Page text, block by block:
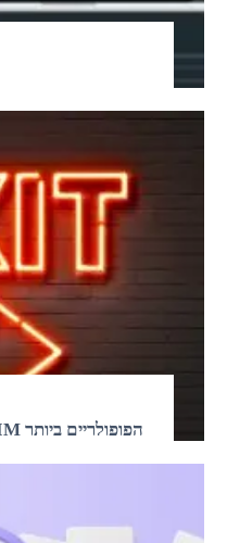
כיצד לצאת מ-VIM ומקיצורי ה-VIM הפופולריים ביותר